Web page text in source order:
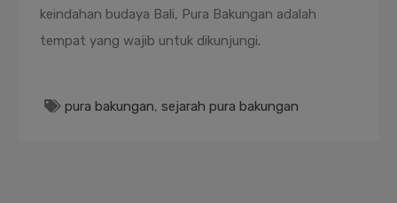
keindahan budaya Bali, Pura Bakungan adalah
tempat yang wajib untuk dikunjungi.
pura bakungan, sejarah pura bakungan